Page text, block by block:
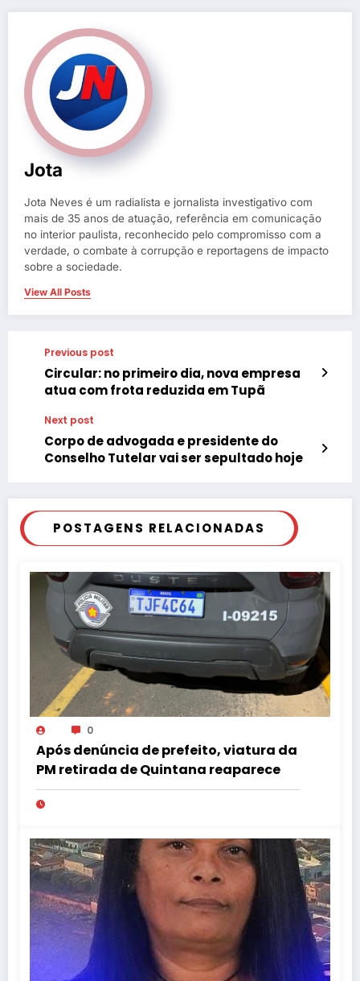
Jota
Jota Neves é um radialista e jornalista investigativo com
mais de 35 anos de atuação, referência em comunicação
no interior paulista, reconhecido pelo compromisso com a
verdade, o combate à corrupção e reportagens de impacto
sobre a sociedade.
View All Posts
Previous post
Circular: no primeiro dia, nova empresa
atua com frota reduzida em Tupã
Next post
Corpo de advogada e presidente do
Conselho Tutelar vai ser sepultado hoje
POSTAGENS RELACIONADAS
0
Após denúncia de prefeito, viatura da
PM retirada de Quintana reaparece